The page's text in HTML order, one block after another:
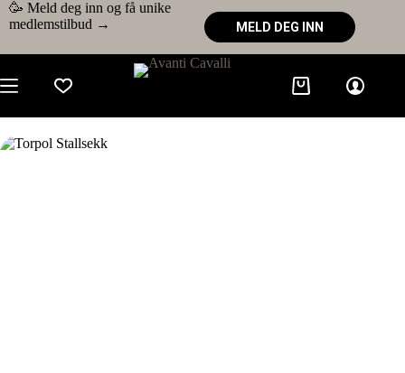
🥳 Meld deg inn og få unike
medlemstilbud →
MELD DEG INN